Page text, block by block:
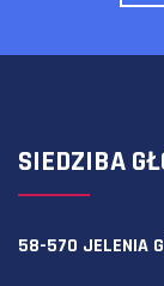
SIEDZIBA
58-570 JELENIA